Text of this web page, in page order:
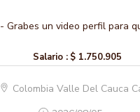
- Grabes un video perfil para
Salario : $ 1.750.905
Colombia Valle Del Cauca